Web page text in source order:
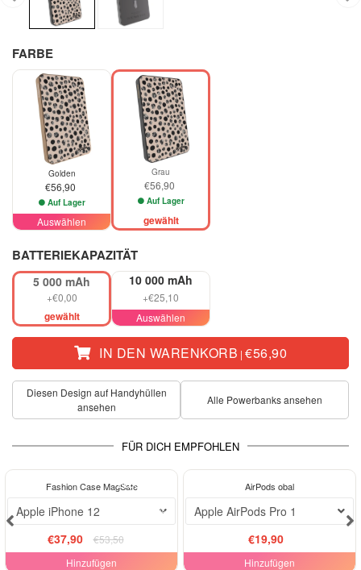
FARBE
Golden
€56,90
Auf Lager
Auswählen
Grau
€56,90
Auf Lager
gewählt
BATTERIEKAPAZITÄT
5 000 mAh
+€0,00
gewählt
10 000 mAh
+€25,10
Auswählen
IN DEN WARENKORB | €56,90
Diesen Design auf Handyhüllen
ansehen
Alle Powerbanks ansehen
FÜR DICH EMPFOHLEN
ELEGANCE
-29%
Fashion Case MagSafe
Apple iPhone 12
€37,90
€53,50
Hinzufügen
AirPods obal
Apple AirPods Pro 1
€19,90
Hinzufügen